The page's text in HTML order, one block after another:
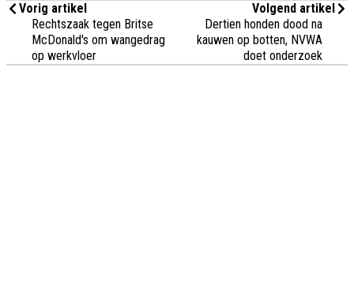
Vorig artikel
Rechtszaak tegen Britse
McDonald's om wangedrag
op werkvloer
Volgend artikel
Dertien honden dood na
kauwen op botten, NVWA
doet onderzoek